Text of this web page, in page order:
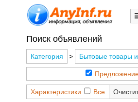
Поиск объявлений
Категория > Бытовые товары и
Характеристики Все